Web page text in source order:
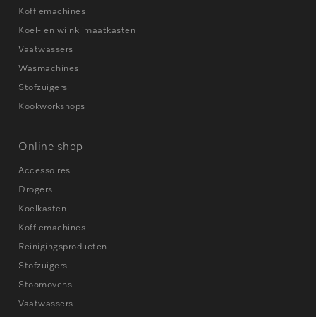
Koffiemachines
Koel- en wijnklimaatkasten
Vaatwassers
Wasmachines
Stofzuigers
Kookworkshops
Online shop
Accessoires
Drogers
Koelkasten
Koffiemachines
Reinigingsproducten
Stofzuigers
Stoomovens
Vaatwassers